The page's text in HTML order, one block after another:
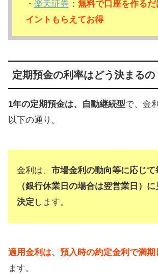
・ 楽天証券 ： 無料で口座を作る
イントもらえてお得
定期預金の利率はどう決まるの
1年の定期預金は、自動継続型で、金
以下の通り。
金利は、 市場金利の動向等に応じて
（銀行休業日の場合は翌営業日）に
決定 します。
適用金利は、預入時の約定金利で満期
ます。